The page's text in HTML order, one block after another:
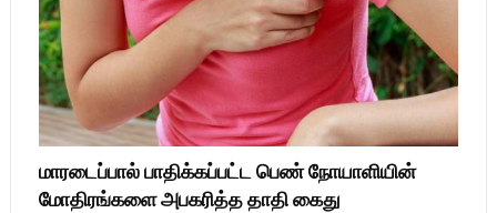
மாரடைப்பால் பாதிக்கப்பட்ட பெண் நோயாளியின்
மோதிரங்களை அபகரித்த தாதி கைது